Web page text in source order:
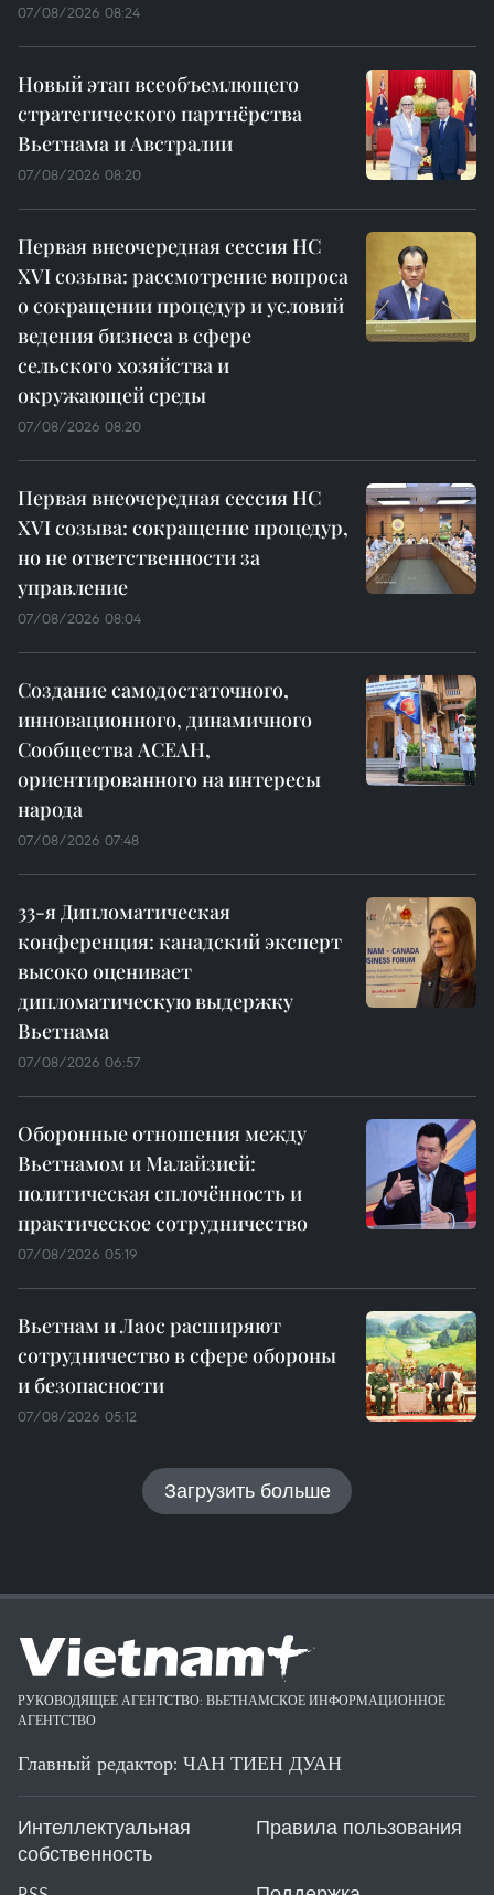
07/08/2026 08:24
Новый этап всеобъемлющего
стратегического партнёрства
Вьетнама и Австралии
07/08/2026 08:20
Первая внеочередная сессия НС
XVI созыва: рассмотрение вопроса
о сокращении процедур и условий
ведения бизнеса в сфере
сельского хозяйства и
окружающей среды
07/08/2026 08:20
Первая внеочередная сессия НС
XVI созыва: сокращение процедур,
но не ответственности за
управление
07/08/2026 08:04
Создание самодостаточного,
инновационного, динамичного
Сообщества АСЕАН,
ориентированного на интересы
народа
07/08/2026 07:48
33-я Дипломатическая
конференция: канадский эксперт
высоко оценивает
дипломатическую выдержку
Вьетнама
07/08/2026 06:57
Оборонные отношения между
Вьетнамом и Малайзией:
политическая сплочённость и
практическое сотрудничество
07/08/2026 05:19
Вьетнам и Лаос расширяют
сотрудничество в сфере обороны
и безопасности
07/08/2026 05:12
Загрузить больше
РУКОВОДЯЩЕЕ АГЕНТСТВО: ВЬЕТНАМСКОЕ ИНФОРМАЦИОННОЕ
АГЕНТСТВО
Главный редактор: ЧАН ТИЕН ДУАН
Интеллектуальная
собственность
Правила пользования